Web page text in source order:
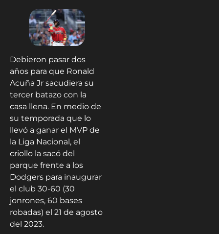
Debieron pasar dos
años para que Ronald
Acuña Jr sacudiera su
tercer batazo con la
casa llena. En medio de
su temporada que lo
llevó a ganar el MVP de
la Liga Nacional, el
criollo la sacó del
parque frente a los
Dodgers para inaugurar
el club 30-60 (30
jonrones, 60 bases
robadas) el 21 de agosto
del 2023.